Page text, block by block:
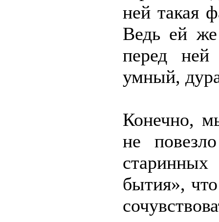
ней такая
Ведь ей же
перед
умный,
Конечно,
не
бытия»,